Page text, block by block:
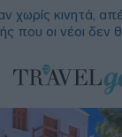
χωρίς κινητά,
που οι νέοι δεν